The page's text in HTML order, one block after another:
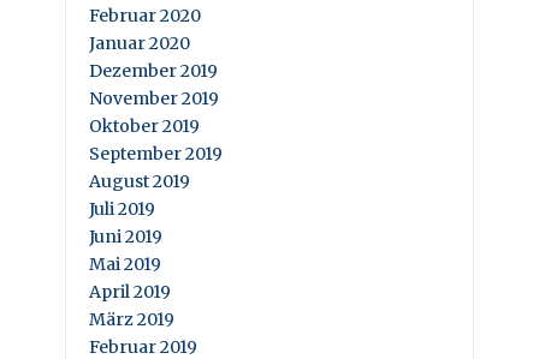
Februar 2020
Januar 2020
Dezember 2019
November 2019
Oktober 2019
September 2019
August 2019
Juli 2019
Juni 2019
Mai 2019
April 2019
März 2019
Februar 2019